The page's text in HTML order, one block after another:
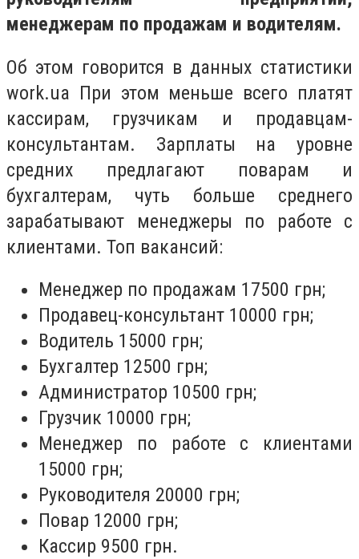
менеджерам по продажам и водителям.
Об этом говорится в данных статистики
work.ua При этом меньше всего платят
кассирам, грузчикам и продавцам-
консультантам. Зарплаты на уровне
средних предлагают поварам и
бухгалтерам, чуть больше среднего
зарабатывают менеджеры по работе с
клиентами. Топ вакансий:
Менеджер по продажам 17500 грн;
Продавец-консультант 10000 грн;
Водитель 15000 грн;
Бухгалтер 12500 грн;
Администратор 10500 грн;
Грузчик 10000 грн;
Менеджер по работе с клиентами
15000 грн;
Руководителя 20000 грн;
Повар 12000 грн;
Кассир 9500 грн.